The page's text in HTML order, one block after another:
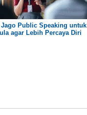
Public Speaking untuk
agar Lebih Percaya Diri